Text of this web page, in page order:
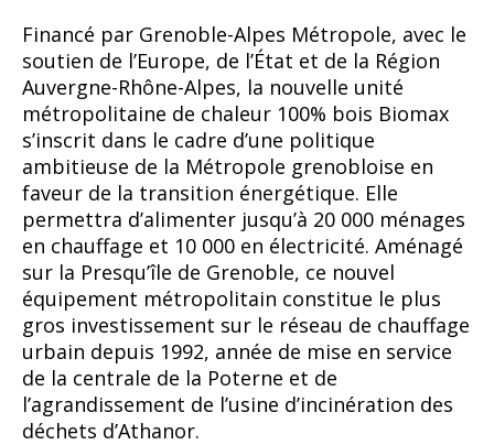
Financé par Grenoble-Alpes Métropole, avec le
soutien de l’Europe, de l’État et de la Région
Auvergne-Rhône-Alpes, la nouvelle unité
métropolitaine de chaleur 100% bois Biomax
s’inscrit dans le cadre d’une politique
ambitieuse de la Métropole grenobloise en
faveur de la transition énergétique. Elle
permettra d’alimenter jusqu’à 20 000 ménages
en chauffage et 10 000 en électricité. Aménagé
sur la Presqu’île de Grenoble, ce nouvel
équipement métropolitain constitue le plus
gros investissement sur le réseau de chauffage
urbain depuis 1992, année de mise en service
de la centrale de la Poterne et de
l’agrandissement de l’usine d’incinération des
déchets d’Athanor.